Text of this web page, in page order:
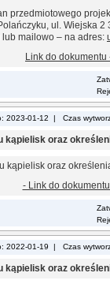
przedmiotowego
ul. Wiejska
mailowo – na adres:
Link do dokumentu
2023-01-12 | Czas
kąpielisk oraz
kąpielisk oraz
- Link do
2022-01-19 | Czas
kąpielisk oraz